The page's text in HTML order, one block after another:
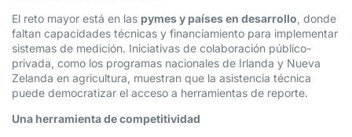
El reto mayor está en las pymes y países en desarrollo , donde
faltan capacidades técnicas y financiamiento para implementar
sistemas de medición. Iniciativas de colaboración público-
privada, como los programas nacionales de Irlanda y Nueva
Zelanda en agricultura, muestran que la asistencia técnica
puede democratizar el acceso a herramientas de reporte.
Una herramienta de competitividad